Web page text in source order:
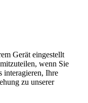
Gerät eingestellt
wenn Sie
interagieren, Ihre
zu unserer